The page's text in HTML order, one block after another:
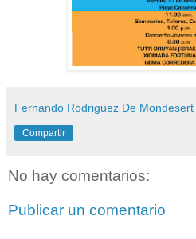
Fernando Rodriguez De Mondesert
Compartir
No hay comentarios:
Publicar un comentario